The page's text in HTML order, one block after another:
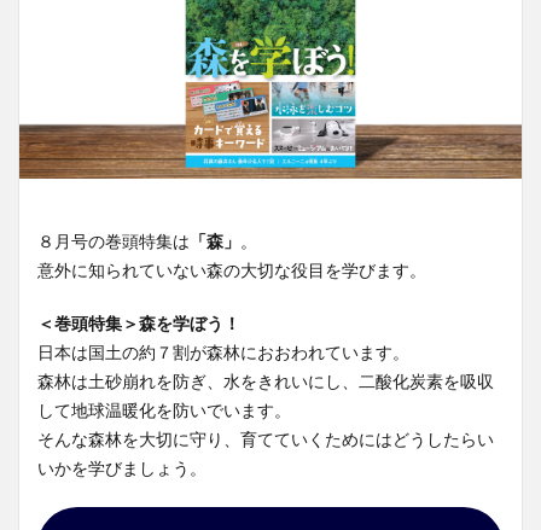
８月号の巻頭特集は 「森」 。
意外に知られていない森の大切な役目を学びます。
＜巻頭特集＞森を学ぼう！
日本は国土の約７割が森林におおわれています。
森林は土砂崩れを防ぎ、水をきれいにし、二酸化炭素を吸収
して地球温暖化を防いでいます。
そんな森林を大切に守り、育てていくためにはどうしたらい
いかを学びましょう。